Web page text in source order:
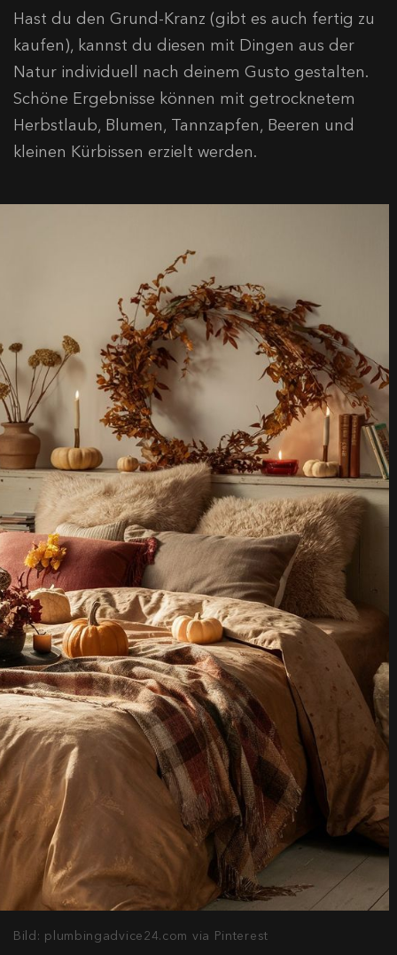
Hast du den Grund-Kranz (gibt es auch fertig zu
kaufen), kannst du diesen mit Dingen aus der
Natur individuell nach deinem Gusto gestalten.
Schöne Ergebnisse können mit getrocknetem
Herbstlaub, Blumen, Tannzapfen, Beeren und
kleinen Kürbissen erzielt werden.
Bild: plumbingadvice24.com via Pinterest